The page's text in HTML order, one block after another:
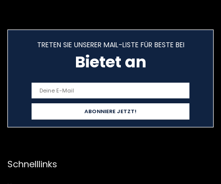
TRETEN SIE UNSERER MAIL-LISTE FÜR BESTE BEI
Bietet an
Schnelllinks